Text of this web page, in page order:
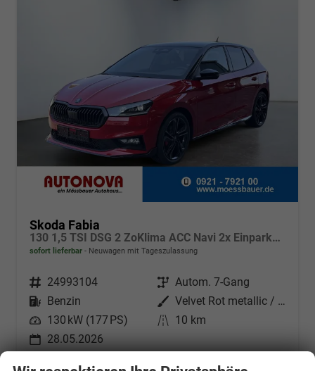
Skoda Fabia
130 1,5 TSI DSG 2 ZoKlima ACC Navi 2x Einparkhilfe Kessy 18 Zoll beheiztes Lenkrad Sitzheizung Sunset 5J Garantie
sofort lieferbar Neuwagen mit Tageszulassung
Fahrzeugnr. 24993104 Getriebe Autom. 7-Gang
Kraftstoff
Benzin Außenfarbe
Velvet Rot metallic / schwarzes Dach
Leistung 130 kW (177 PS) Kilometerstand 10 km
28.05.2026